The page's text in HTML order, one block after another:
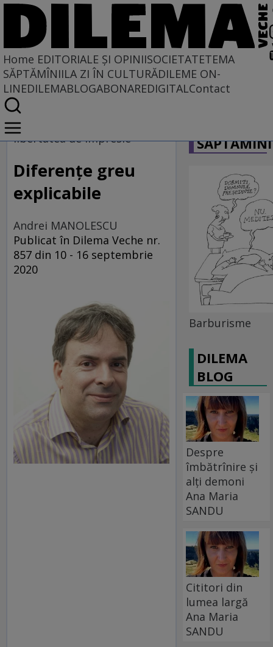
Home EDITORIALE ȘI OPINIISOCIETATETEMA
SĂPTĂMÎNIILA ZI ÎN CULTURĂDILEME ON-
LINEDILEMABLOGABONAREDIGITALContact
Home
EDITORIALE ȘI OPINII
libertatea de impresie
Diferențe greu
explicabile
Andrei MANOLESCU
Publicat în Dilema Veche nr.
857 din 10 - 16 septembrie
2020
Barburisme
DILEMA
BLOG
Despre
îmbătrînire și
alți demoni
Ana Maria
SANDU
Cititori din
lumea largă
Ana Maria
SANDU